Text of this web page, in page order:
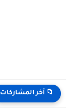
📁 أخر المشاركات